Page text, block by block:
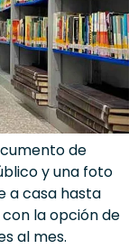
de
y una foto
a casa hasta
la opción de
al mes.